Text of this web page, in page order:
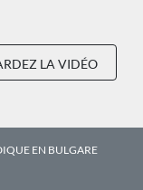
LA VIDÉO
EN BULGARE